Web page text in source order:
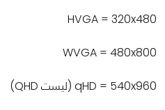
HVGA = 320x480
WVGA = 480x800
qHD = 540x960 (ليست QHD)